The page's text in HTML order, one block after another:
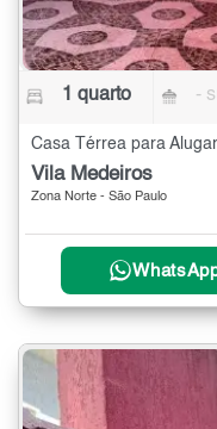
1 quarto -
Casa Térrea para
Vila Medeiros
Zona Norte - São Paulo